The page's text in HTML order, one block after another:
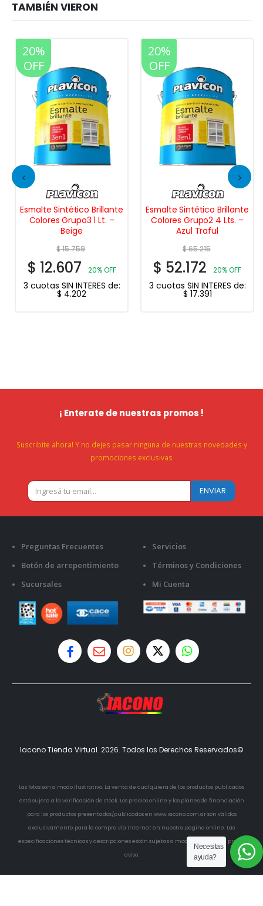
20%
OFF
Esmalte Sintético Brillante
Colores Grupo3 1 Lt. –
Beige
$15.759
$ 12.607 20% OFF
3 cuotas SIN INTERES de:
$ 4.202
20%
OFF
Esmalte Sintético Brillante
Colores Grupo2 4 Lts. –
Azul Traful
$65.215
$ 52.172 20% OFF
3 cuotas SIN INTERES de:
$ 17.391
¡ Enterate de nuestras promos !
Suscribite ahora! Y no dejes pasar ninguna de nuestras novedades y
promociones exclusivas
Preguntas Frecuentes
Botón de arrepentimiento
Sucursales
Servicios
Términos y Condiciones
Mi Cuenta
Iacono Tienda Virtual. 2026. Todos los Derechos Reservados©
Las fotos son a modo ilustrativo. La venta de cualquiera de los productos publicados
está sujeta a la verificación de stock. Los precios online y los planes de financiación
para los productos presentados/publicados en www.iacono.com.ar son válidos
exclusivamente para la compra vía internet en nuestra pagina online. Las
especificaciones técnicas y descripciones están sujetas a modificaciones sin previo
aviso.
Necesitas
ayuda?